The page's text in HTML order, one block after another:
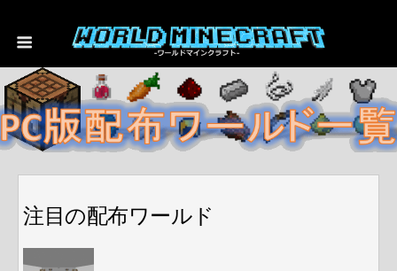
注目の配布ワールド